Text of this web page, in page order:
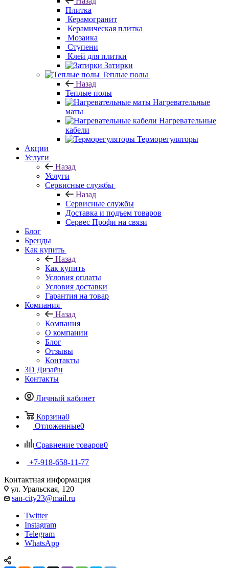
Назад
Плитка
плитка
Ступени
Затирки
Назад
Теплые полы
Нагревательные
маты
кабели
Акции
Услуги
Назад
Услуги
Сервисные службы
Назад
Сервисные службы
Доставка и подъем товаров
Блог
Бренды
Как купить
Назад
Как купить
Условия оплаты
Условия доставки
Гарантия на товар
Компания
Назад
Компания
О компании
Блог
Отзывы
Контакты
3D Дизайн
Контакты
Личный кабинет
Корзина0
Сравнение товаров
+7-918-658-11-77
Контактная информация
ул. Уральская, 120
san-city23@mail.ru
Twitter
Instagram
Telegram